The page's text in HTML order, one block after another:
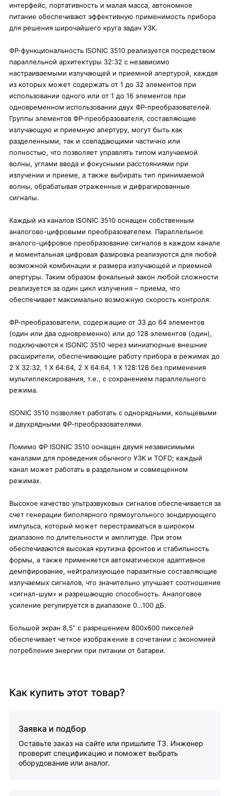
интерфейс, портативность и малая масса, автономное
питание обеспечивают эффективную применимость прибора
для решения широчайшего круга задач УЗК.
ФР-функциональность ISONIC 3510 реализуется посредством
параллельной архитектуры 32:32 с независимо
настраиваемыми излучающей и приемной апертурой, каждая
из которых может содержать от 1 до 32 элементов при
использовании одного или от 1 до 16 элементов при
одновременном использовании двух ФР-преобразователей.
Группы элементов ФР-преобразователя, составляющие
излучающую и приемную апертуру, могут быть как
разделенными, так и совпадающими частично или
полностью, что позволяет управлять типом излучаемой
волны, углами ввода и фокусными расстояниями при
излучении и приеме, а также выбирать тип принимаемой
волны, обрабатывая отраженные и дифрагированные
сигналы.
Каждый из каналов ISONIC 3510 оснащен собственным
аналогово-цифровыми преобразователем. Параллельное
аналого-цифровое преобразование сигналов в каждом канале
и моментальная цифровая фазировка реализуются для любой
возможной комбинации и размера излучающей и приемной
апертуры. Таким образом фокальный закон любой сложности
реализуется за один цикл излучения – приема, что
обеспечивает максимально возможную скорость контроля.
ФР-преобразователи, содержащие от 33 до 64 элементов
(один или два одновременно) или до 128 элементов (один),
подключаются к ISONIC 3510 через миниатюрные внешние
расширители, обеспечивающие работу прибора в режимах до
2 Х 32:32, 1 Х 64:64, 2 Х 64:64, 1 Х 128:128 без применения
мультиплексирования, т.е., с сохранением параллельного
режима.
ISONIC 3510 позволяет работать с однорядными, кольцевыми
и двухрядными ФР-преобразователями.
Помимо ФР ISONIC 3510 оснащен двумя независимыми
каналами для проведения обычного УЗК и TOFD; каждый
канал может работать в раздельном и совмещенном
режимах.
Высокое качество ультразвуковых сигналов обеспечивается за
счет генерации биполярного прямоугольного зондирующего
импульса, который может перестраиваться в широком
диапазоне по длительности и амплитуде. При этом
обеспечиваются высокая крутизна фронтов и стабильность
формы, а также применяется автоматическое адаптивное
демпфирование, нейтрализующее паразитные составляющие
излучаемых сигналов, что значительно улучшает соотношение
«сигнал-шум» и разрешающую способность. Аналоговое
усиление регулируется в диапазоне 0…100 дБ.
Большой экран 8,5” с разрешением 800х600 пикселей
обеспечивает четкое изображение в сочетании с экономией
потребления энергии при питании от батареи.
Как купить этот товар?
Заявка и подбор
Оставьте заказ на сайте или пришлите ТЗ. Инженер
проверит спецификацию и поможет выбрать
оборудование или аналог.